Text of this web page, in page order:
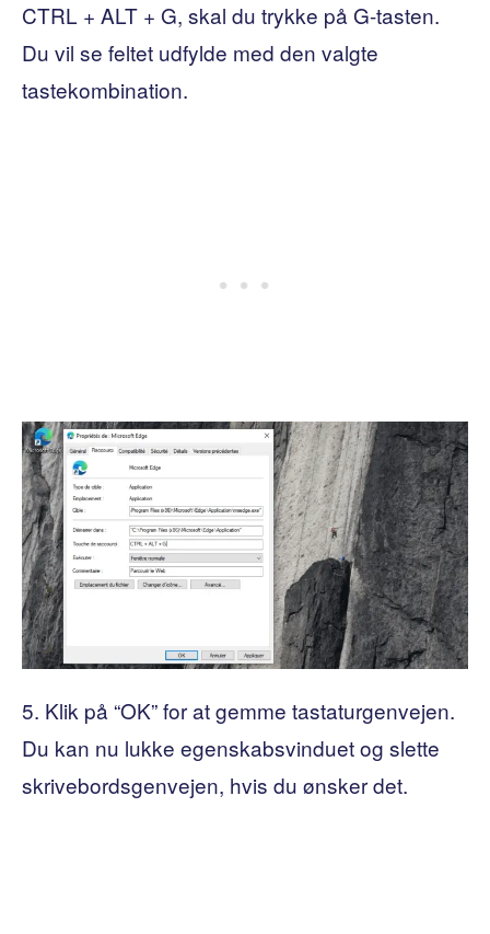
CTRL + ALT + G, skal du trykke på G-tasten.
Du vil se feltet udfylde med den valgte
tastekombination.
5. Klik på “OK” for at gemme tastaturgenvejen.
Du kan nu lukke egenskabsvinduet og slette
skrivebordsgenvejen, hvis du ønsker det.